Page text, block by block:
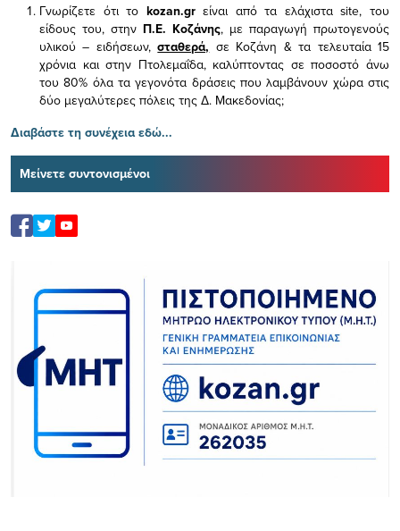
Γνωρίζετε ότι το kozan.gr είναι από τα ελάχισταsite, του
είδους του, στην Π.Ε. Κοζάνης, με παραγωγή πρωτογενούς
υλικού – ειδήσεων,σταθερά, σε Κοζάνη & τα τελευταία 15
χρόνια και στην Πτολεμαΐδα, καλύπτοντας σε ποσοστό άνω
του 80% όλα τα γεγονότα δράσεις που λαμβάνουν χώρα στις
δύο μεγαλύτερες πόλεις της Δ. Μακεδονίας;
Διαβάστε τη συνέχεια εδώ...
Μείνετε συντονισμένοι